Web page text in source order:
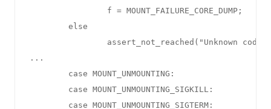
                f = MOUNT_FAILURE_CORE_DUMP;
        else
assert_not_reached("Unknown
...
        case MOUNT_UNMOUNTING:
        case MOUNT_UNMOUNTING_SIGKILL:
        case MOUNT_UNMOUNTING_SIGTERM: